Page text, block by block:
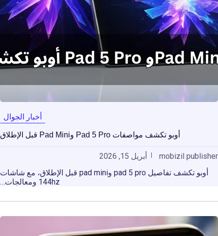
أخبار الجوال
أوبو تكشف مواصفات Pad 5 Pro وPad Mini قبل الإطلاق
mobizil publisher
أبريل 15, 2026
أوبو تكشف تفاصيل pad 5 pro وpad mini قبل الإطلاق، مع شاشات
144hz ومعالجات…